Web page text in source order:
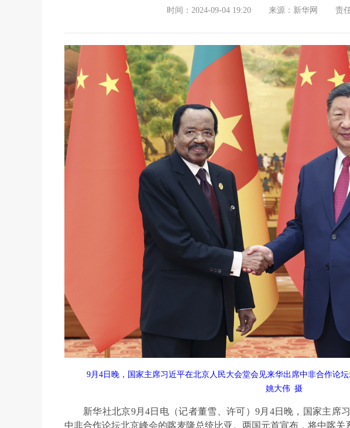
时间：2024-09-04 19:20 来源：新华网 责
9月4日晚，国家主席习近平在北京人民大会堂会见来华出席中非合作论
姚大伟 摄
新华社北京9月4日电（记者董雪、许可）9月4日晚，国家主席
中非合作论坛北京峰会的喀麦隆总统比亚。两国元首宣布，将中喀关